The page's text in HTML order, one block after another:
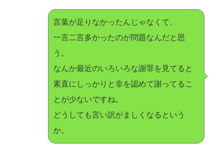
言葉が足りなかったんじゃなくて、
一言二言多かったのが問題なんだと思
う。
なんか最近のいろいろな謝罪を見てると
素直にしっかりと非を認めて謝ってるこ
とが少ないですね。
どうしても言い訳がましくなるという
か。